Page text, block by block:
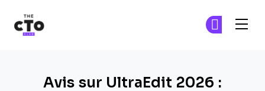
Avis sur UltraEdit 2026 :